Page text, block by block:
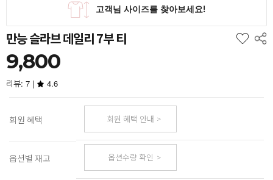
만능 슬라브 데일리 7부 티
9,800
리뷰: 7 | 4.6
회원 혜택 회원 혜택 안내
옵션별 재고 옵션수량 확인